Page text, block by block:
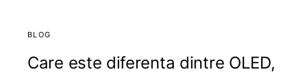
BLOG
Care este diferenta dintre OLED,